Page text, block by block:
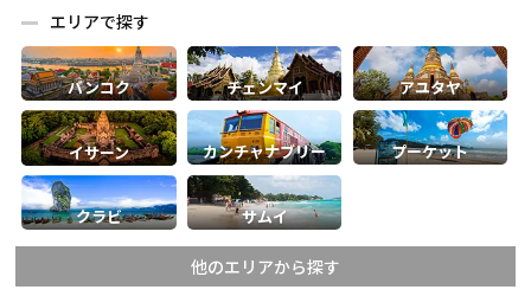
エリアで探す
バンコク チェンマイ アユタヤ
イサーン カンチャナブリー プーケット
クラビ サムイ
他のエリアから探す